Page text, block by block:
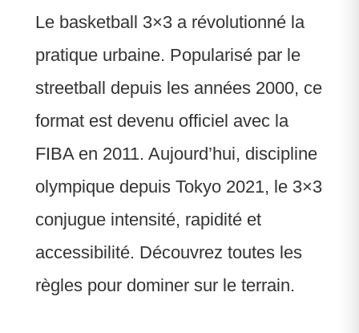
Le basketball 3×3 a révolutionné la
pratique urbaine. Popularisé par le
streetball depuis les années 2000, ce
format est devenu officiel avec la
FIBA en 2011. Aujourd’hui, discipline
olympique depuis Tokyo 2021, le 3×3
conjugue intensité, rapidité et
accessibilité. Découvrez toutes les
règles pour dominer sur le terrain.